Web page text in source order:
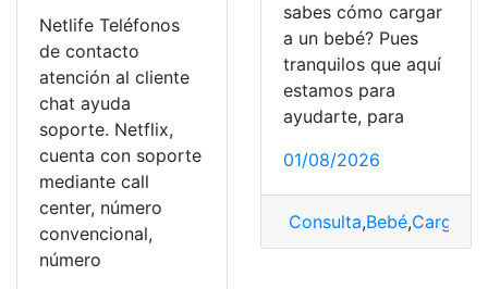
Netlife Teléfonos
de contacto
atención al cliente
chat ayuda
soporte. Netflix,
cuenta con soporte
mediante call
center, número
convencional,
número
sabes cómo cargar
a un bebé? Pues
tranquilos que aquí
estamos para
ayudarte, para
01/08/2026
Consulta,Bebé,Cargar